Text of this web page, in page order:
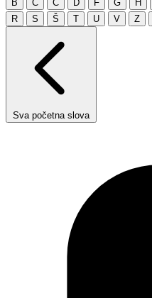
B C Č D F G H
R
S Š T U V Z
Sva početna slova